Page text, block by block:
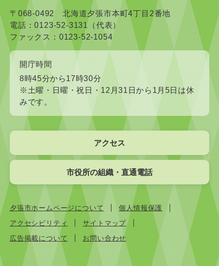
〒068-0492 北海道夕張市本町4丁目2番地
電話：0123-52-3131（代表）
ファックス：0123-52-1054
開庁時間
8時45分から17時30分
※土曜・日曜・祝日・12月31日から1月5日は休
みです。
アクセス
市役所の組織・直通電話
夕張市ホームページについて
個人情報保護
アクセシビリティ
サイトマップ
広告掲載について
お問い合わせ